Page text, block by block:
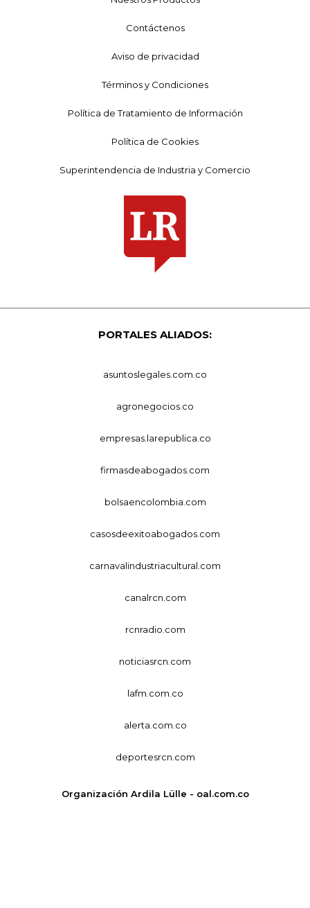
Contáctenos
Aviso de privacidad
Términos y Condiciones
Política de Tratamiento de Información
Política de Cookies
Superintendencia de Industria y Comercio
PORTALES ALIADOS:
asuntoslegales.com.co
agronegocios.co
empresas.larepublica.co
firmasdeabogados.com
bolsaencolombia.com
casosdeexitoabogados.com
carnavalindustriacultural.com
canalrcn.com
rcnradio.com
noticiasrcn.com
lafm.com.co
alerta.com.co
deportesrcn.com
Organización Ardila Lülle - oal.com.co